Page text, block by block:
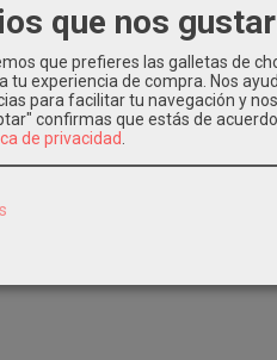
con ruedas.
interior.
transporte.
con freno).
exteriores (L x An x Al): 1120 x
interiores (L x An x Al): 1063 x
que nos
que prefieres las galletas de
tu experiencia de compra. Nos
para facilitar tu navegación y
confirmas que estás de
de privacidad.